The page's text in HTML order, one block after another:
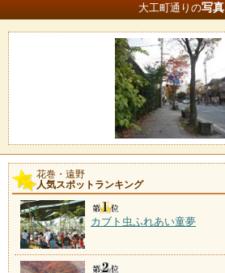
大工町通りの写真
花巻・遠野
人気スポットランキング
カブト虫ふれあい童夢